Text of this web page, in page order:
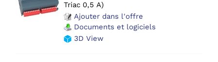
Triac 0,5 A)
Ajouter dans l'offre
Documents et logiciels
3D View